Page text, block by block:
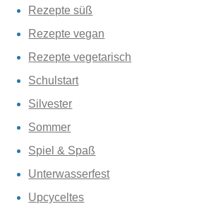
Rezepte süß
Rezepte vegan
Rezepte vegetarisch
Schulstart
Silvester
Sommer
Spiel & Spaß
Unterwasserfest
Upcyceltes